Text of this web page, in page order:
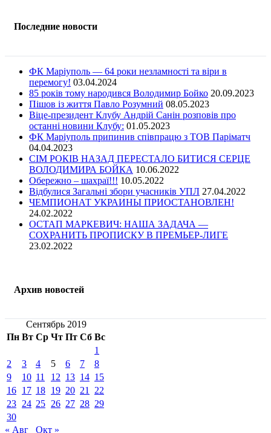
Последние новости
ФК Маріуполь — 64 роки незламності та віри в
перемогу! 03.04.2024
85 років тому народився Володимир Бойко 20.09.2023
Пішов із життя Павло Розумний 08.05.2023
Віце-президент Клубу Андрій Санін розповів про
останні новини Клубу: 01.05.2023
ФК Маріуполь припинив співпрацю з ТОВ Паріматч
04.04.2023
СІМ РОКІВ НАЗАД ПЕРЕСТАЛО БИТИСЯ СЕРЦЕ
ВОЛОДИМИРА БОЙКА 10.06.2022
Обережно – шахраї!!! 10.05.2022
Відбулися Загальні збори учасників УПЛ 27.04.2022
ЧЕМПИОНАТ УКРАИНЫ ПРИОСТАНОВЛЕН!
24.02.2022
ОСТАП МАРКЕВИЧ: НАША ЗАДАЧА —
СОХРАНИТЬ ПРОПИСКУ В ПРЕМЬЕР-ЛИГЕ
23.02.2022
Архив новостей
Сентябрь 2019
Пн Вт Ср Чт Пт Сб Вс
1
2
3 4 5 6 7
8
9
10 11 12 13 14 15
16 17 18 19 20 21
22
23 24 25 26 27 28 29
30
« Авг
Окт »